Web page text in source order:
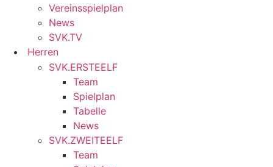
Vereinsspielplan
News
SVK.TV
Herren
SVK.ERSTEELF
Team
Spielplan
Tabelle
News
SVK.ZWEITEELF
Team